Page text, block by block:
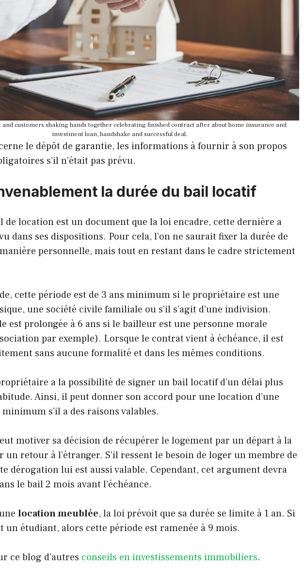
and customers shaking hands together celebrating finished contract after about home insurance and
investment loan, handshake and successful deal.
le dépôt de garantie, les informations à fournir à son propos
s’il n’était pas prévu.
la durée du bail locatif
de location est un document que la loi encadre, cette dernière a
dans ses dispositions. Pour cela, l’on ne saurait fixer la durée de
personnelle, mais tout en restant dans le cadre strictement
cette période est de 3 ans minimum si le propriétaire est une
une société civile familiale ou s’il s’agit d’une indivision.
est prolongée à 6 ans si le bailleur est une personne morale
par exemple). Lorsque le contrat vient à échéance, il est
sans aucune formalité et dans les mêmes conditions.
a la possibilité de signer un bail locatif d’un délai plus
Ainsi, il peut donner son accord pour une location d’une
minimum s’il a des raisons valables.
motiver sa décision de récupérer le logement par un départ à la
retour à l’étranger. S’il ressent le besoin de loger un membre de
dérogation lui est aussi valable. Cependant, cet argument devra
le bail 2 mois avant l’échéance.
location meublée, la loi prévoit que sa durée se limite à 1 an. Si
un étudiant, alors cette période est ramenée à 9 mois.
ce blog d’autres conseils en investissements immobiliers.